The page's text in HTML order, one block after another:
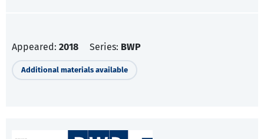
Appeared: 2018 Series: BWP
Additional materials available